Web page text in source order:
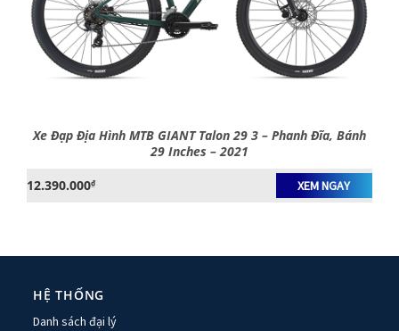
Xe Đạp Địa Hình MTB GIANT Talon 29 3 – Phanh Đĩa, Bánh
29 Inches – 2021
12.390.000₫ XEM NGAY
HỆ THỐNG
Danh sách đại lý